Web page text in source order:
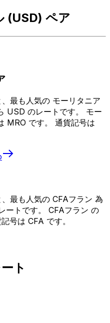
(USD) ペア
最も人気の モーリタニア
USD のレートです。 モー
MRO です。 通貨記号は
最も人気の CFAフラン 為
ートです。 CFAフラン の
号は CFA です。
ト